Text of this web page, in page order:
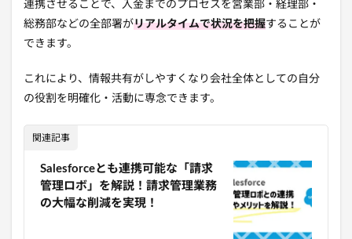
連携させることで、入金までのプロセスを営業部・経理部・
総務部などの全部署がリアルタイムで状況を把握することが
できます。
これにより、 情報共有がしやすくなり会社全体としての自分
の役割を明確化・活動に専念できます。
関連記事
Salesforceとも連携可能な「請求
管理ロボ」を解説！請求管理業務
の大幅な削減を実現！